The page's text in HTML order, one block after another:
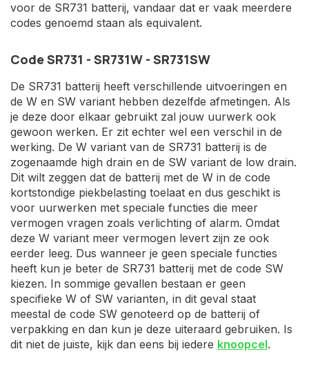
voor de SR731 batterij, vandaar dat er vaak meerdere
codes genoemd staan als equivalent.
Code SR731 - SR731W - SR731SW
De SR731 batterij heeft verschillende uitvoeringen en
de W en SW variant hebben dezelfde afmetingen. Als
je deze door elkaar gebruikt zal jouw uurwerk ook
gewoon werken. Er zit echter wel een verschil in de
werking. De W variant van de SR731 batterij is de
zogenaamde high drain en de SW variant de low drain.
Dit wilt zeggen dat de batterij met de W in de code
kortstondige piekbelasting toelaat en dus geschikt is
voor uurwerken met speciale functies die meer
vermogen vragen zoals verlichting of alarm. Omdat
deze W variant meer vermogen levert zijn ze ook
eerder leeg. Dus wanneer je geen speciale functies
heeft kun je beter de SR731 batterij met de code SW
kiezen. In sommige gevallen bestaan er geen
specifieke W of SW varianten, in dit geval staat
meestal de code SW genoteerd op de batterij of
verpakking en dan kun je deze uiteraard gebruiken. Is
dit niet de juiste, kijk dan eens bij iedere knoopcel.